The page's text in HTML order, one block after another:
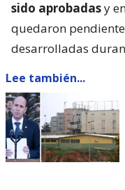
sido aprobadasy
quedaron
desarrolladas
Lee también...